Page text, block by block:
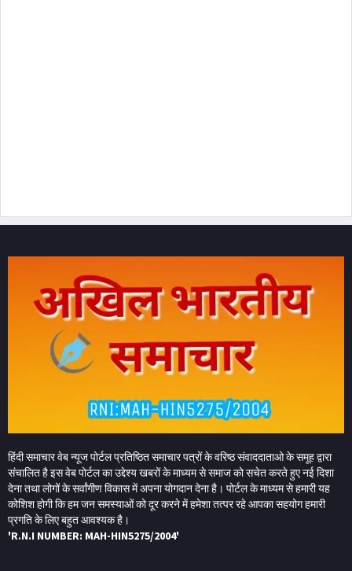
हिंदी समाचार वेब न्यूज पोर्टल प्रतिष्ठित समाचार पत्रों के वरिष्ठ संवाददाताओ के समूह द्वारा
संचालित है इस वेब पोर्टल का उद्देश्य खबरों के माध्यम से समाज को सचेत करते हुए नई दिशा
देना तथा लोगों के सर्वांगीण विकास में अपना योगदान देना है। पोर्टल के माध्यम से हमारी यह
कोशिश होगी कि हम जन समस्याओं को दूर करने में हमेशा तत्पर रहे आपका सहयोग हमारी
प्रगति के लिए बहुत आवश्यक है।
'R.N.I NUMBER: MAH-HIN5275/2004'